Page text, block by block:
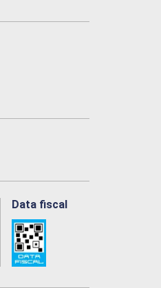
Data fiscal